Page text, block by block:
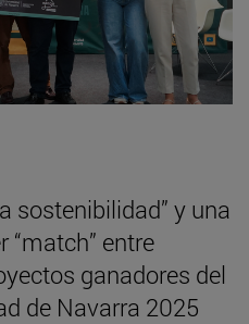
sostenibilidad” y una
entre
ganadores del
de Navarra 2025